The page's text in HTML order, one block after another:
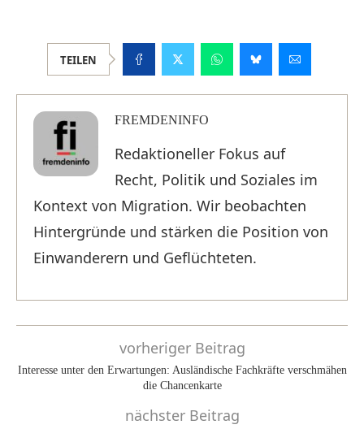
TEILEN
FREMDENINFO
Redaktioneller Fokus auf
Recht, Politik und Soziales im
Kontext von Migration. Wir beobachten
Hintergründe und stärken die Position von
Einwanderern und Geflüchteten.
vorheriger Beitrag
Interesse unter den Erwartungen: Ausländische Fachkräfte verschmähen
die Chancenkarte
nächster Beitrag